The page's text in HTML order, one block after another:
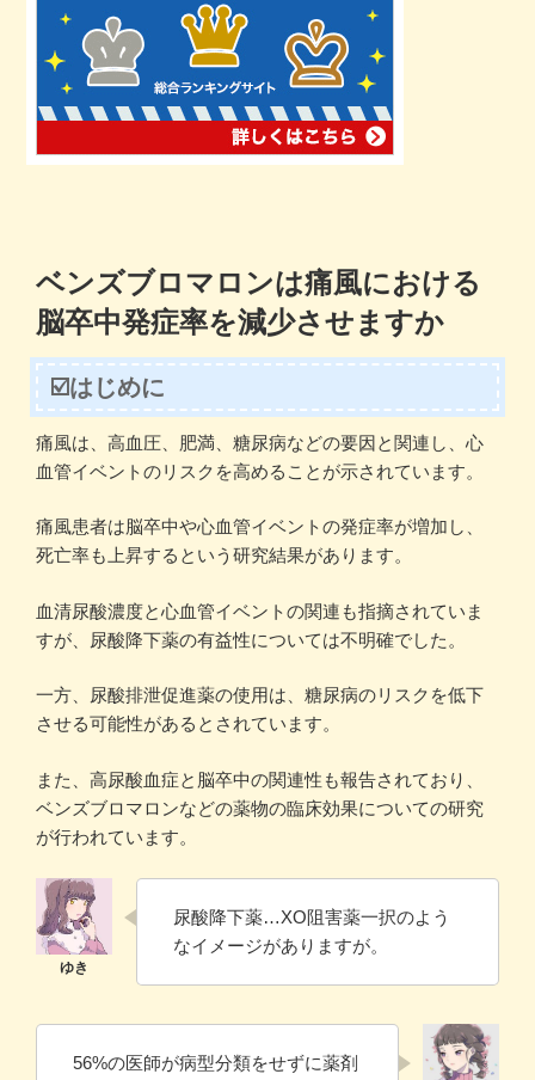
ベンズブロマロンは痛風における
脳卒中発症率を減少させますか
☑️はじめに
痛風は、高血圧、肥満、糖尿病などの要因と関連し、心
血管イベントのリスクを高めることが示されています。
痛風患者は脳卒中や心血管イベントの発症率が増加し、
死亡率も上昇するという研究結果があります。
血清尿酸濃度と心血管イベントの関連も指摘されていま
すが、尿酸降下薬の有益性については不明確でした。
一方、尿酸排泄促進薬の使用は、糖尿病のリスクを低下
させる可能性があるとされています。
また、高尿酸血症と脳卒中の関連性も報告されており、
ベンズブロマロンなどの薬物の臨床効果についての研究
が行われています。
尿酸降下薬…XO阻害薬一択のよう
なイメージがありますが。
56%の医師が病型分類をせずに薬剤